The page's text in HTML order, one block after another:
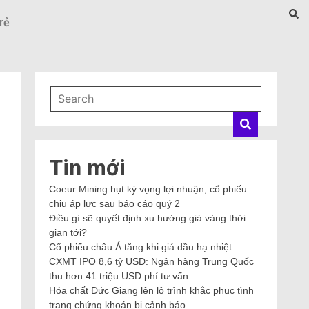
Tin mới
Coeur Mining hụt kỳ vọng lợi nhuận, cổ phiếu
chịu áp lực sau báo cáo quý 2
Điều gì sẽ quyết định xu hướng giá vàng thời
gian tới?
Cổ phiếu châu Á tăng khi giá dầu hạ nhiệt
CXMT IPO 8,6 tỷ USD: Ngân hàng Trung Quốc
thu hơn 41 triệu USD phí tư vấn
Hóa chất Đức Giang lên lộ trình khắc phục tình
trạng chứng khoán bị cảnh báo